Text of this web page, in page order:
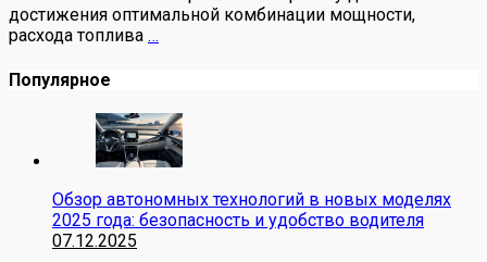
достижения оптимальной комбинации мощности,
расхода топлива …
Популярное
Обзор автономных технологий в новых моделях
2025 года: безопасность и удобство водителя
07.12.2025